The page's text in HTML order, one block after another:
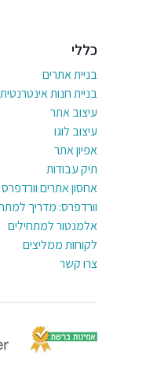
כללי
בניית אתרים
בניית חנות אינטרנטית
עיצוב אתר
עיצוב לוגו
אפיון אתר
תיק עבודות
אחסון אתרים וורדפרס
וורדפרס: מדריך
אלמנטור למתחילים
לקוחות ממליצים
צרו קשר